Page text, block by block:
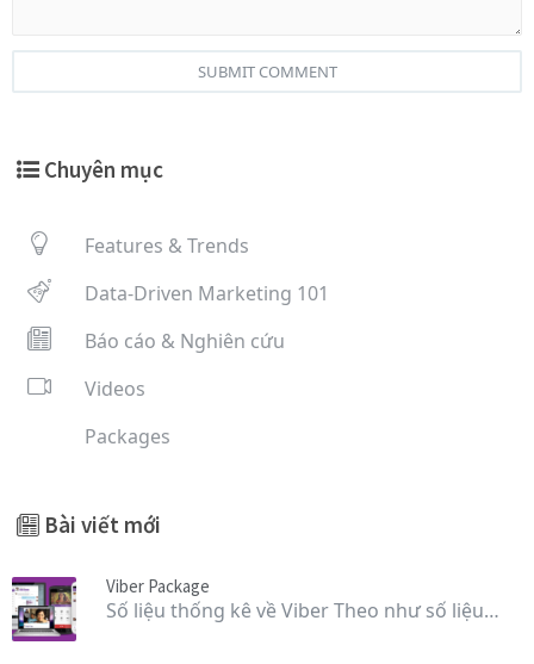
SUBMIT COMMENT
Chuyên mục
Features & Trends
Data-Driven Marketing 101
Báo cáo & Nghiên cứu
Videos
Packages
Bài viết mới
Viber Package
Số liệu thống kê về Viber Theo như số liệu…